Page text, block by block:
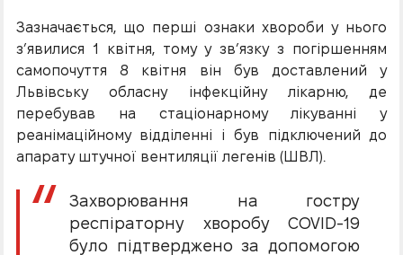
Зазначається, що перші ознаки хвороби у нього
з’явилися 1 квітня, тому у зв’язку з погіршенням
самопочуття 8 квітня він був доставлений у
Львівську обласну інфекційну лікарню, де
перебував на стаціонарному лікуванні у
реанімаційному відділенні і був підключений до
апарату штучної вентиляції легенів (ШВЛ).
Захворювання на гостру
респіраторну хворобу COVID-19
було підтверджено за допомогою